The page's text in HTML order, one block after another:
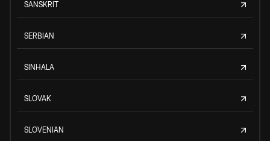
SANSKRIT
SERBIAN
SINHALA
SLOVAK
SLOVENIAN